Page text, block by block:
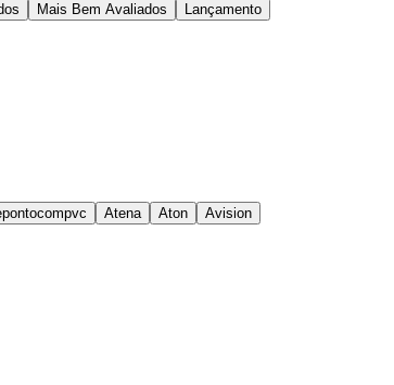
Mais Bem Avaliados Lançamento
Atena Aton Avision